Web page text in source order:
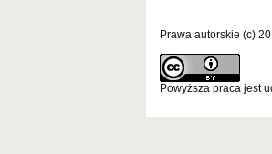
Prawa autorskie (c)
Powyższa praca jest